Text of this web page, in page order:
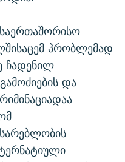
პრობლემად
ჩადენილ
და